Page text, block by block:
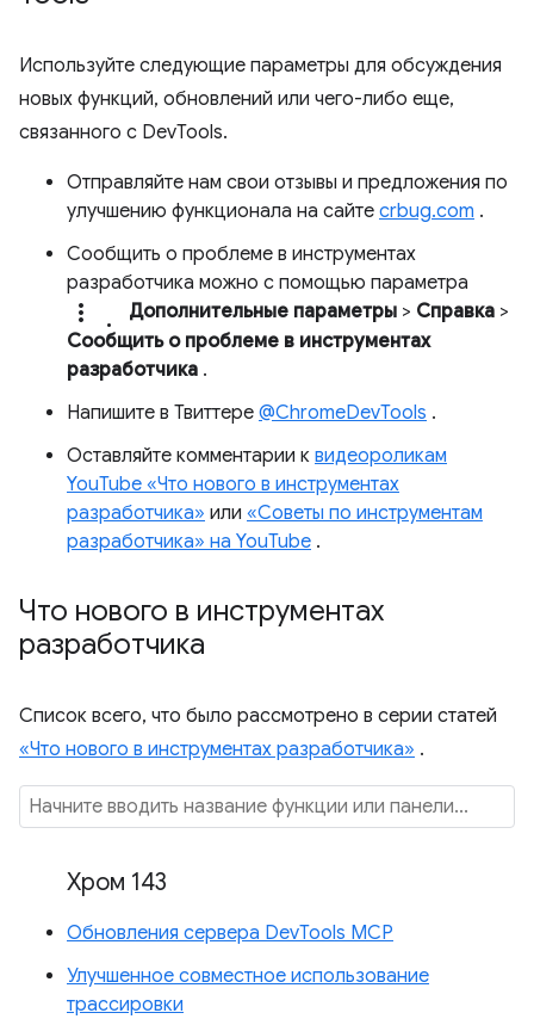
Используйте следующие параметры для обсуждения
новых функций, обновлений или чего-либо еще,
связанного с DevTools.
Отправляйте нам свои отзывы и предложения по
улучшению функционала на сайте crbug.com .
Сообщить о проблеме в инструментах
разработчика можно с помощью параметра
more_vert. Дополнительные параметры > Справка >
Сообщить о проблеме в инструментах
разработчика .
Напишите в Твиттере @ChromeDevTools .
Оставляйте комментарии к видеороликам
YouTube «Что нового в инструментах
разработчика» или «Советы по инструментам
разработчика» на YouTube .
Что нового в инструментах
разработчика
Список всего, что было рассмотрено в серии статей
«Что нового в инструментах разработчика» .
Хром 143
Обновления сервера DevTools MCP
Улучшенное совместное использование
трассировки